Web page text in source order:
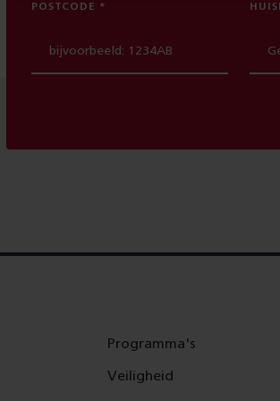
POSTCODE
Programma's
Veiligheid